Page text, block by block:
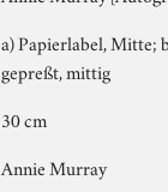
a) Papierlabel, Mitte;
gepreßt, mittig
30 cm
Annie Murray